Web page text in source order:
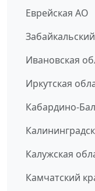
Еврейская АО
Ивановская
Иркутская
Кабардино-
Калужская
Камчатский